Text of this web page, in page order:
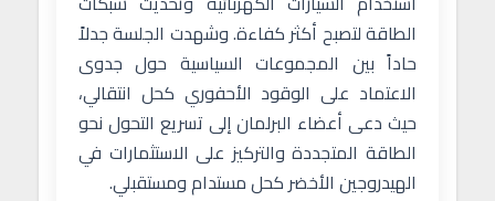
الطاقة لتصبح أكثر كفاءة. وشهدت الجلسة جدلاً
حاداً بين المجموعات السياسية حول جدوى
الاعتماد على الوقود الأحفوري كحل انتقالي،
حيث دعى أعضاء البرلمان إلى تسريع التحول نحو
الطاقة المتجددة والتركيز على الاستثمارات في
الهيدروجين الأخضر كحل مستدام ومستقبلي.